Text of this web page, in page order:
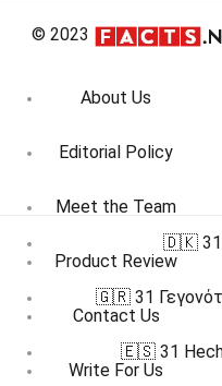
© 2023
About Us
Editorial Policy
Meet the Team
Product Review
Contact Us
Write For Us
🇩🇰 31
🇬🇷 31
🇪🇸 31